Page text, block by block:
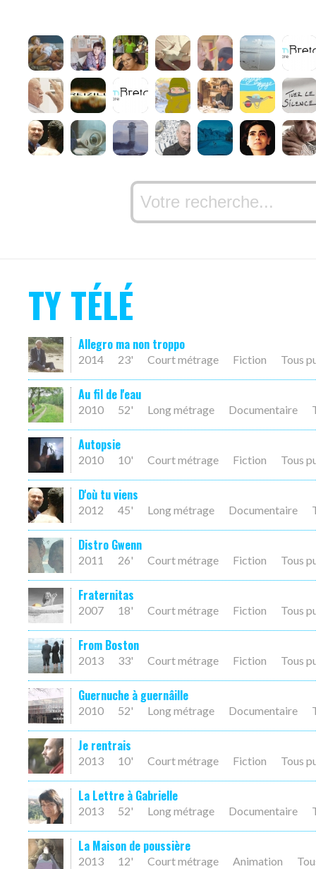
TY TÉLÉ
Allegro ma non troppo
2014 23' Court métrage Fiction Tous
Au fil de l'eau
2010 52' Long métrage Documentaire
Autopsie
2010 10' Court métrage Fiction Tous
D'où tu viens
2012 45' Long métrage Documentaire
Distro Gwenn
2011 26' Court métrage Fiction Tous
Fraternitas
2007 18' Court métrage Fiction Tous
From Boston
2013 33' Court métrage Fiction Tous
Guernuche à guernâille
2010 52' Long métrage Documentaire
Je rentrais
2013 10' Court métrage Fiction Tous
La Lettre à Gabrielle
2013 52' Long métrage Documentaire
La Maison de poussière
2013 12' Court métrage Animation